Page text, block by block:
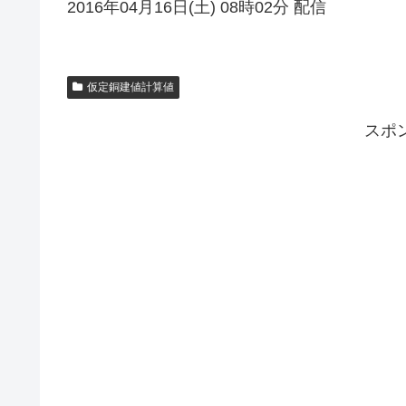
2016年04月16日(土) 08時02分 配信
仮定銅建値計算値
スポ